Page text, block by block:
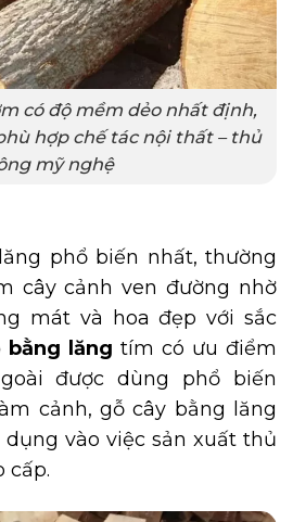
có độ mềm dẻo nhất định,
hợp chế tác nội thất – thủ
mỹ nghệ
phổ biến nhất, thường
cây cảnh ven đường nhờ
mát và hoa đẹp với sắc
bằng lăng tím có ưu điểm
được dùng phổ biến
cảnh, gỗ cây bằng lăng
vào việc sản xuất thủ
cấp.